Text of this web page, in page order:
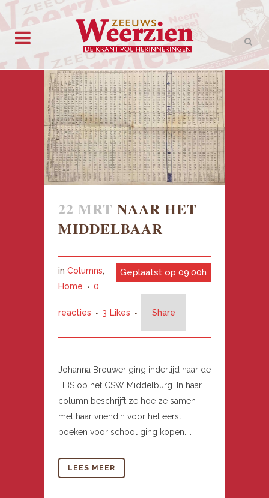
22 MRT NAAR HET
MIDDELBAAR
Geplaatst op 09:00h
in Columns,
Home
0
reacties 3 Likes Share
Johanna Brouwer ging indertijd naar de
HBS op het CSW Middelburg. In haar
column beschrijft ze hoe ze samen
met haar vriendin voor het eerst
boeken voor school ging kopen....
LEES MEER